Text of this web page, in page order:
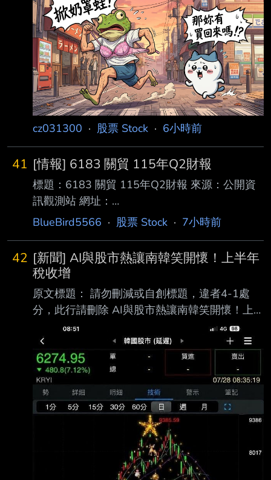
__locale=zh_TW 1.提報董事會或經董事會決議
日期:115/08/06 2.審計委員會通過日
期:115/08/06 3.財務報告或年度自結財務資訊報
導期間 起訖日期
(XXX/XX/XX~XXX/XX/XX):115/01/01~115/06/
30 4.1月1日累
cz031300 · 股票 Stock · 6小時前
41 [情報] 6183 關貿 115年Q2財報
標題：6183 關貿 115年Q2財報 來源：公開資
訊觀測站 網址：
https://mopsov.twse.com.tw/mops/web/t05sr01
期:115/08/06 2.審計委員會通過日期:115/08/06
3.財務報告或年度自結財務資訊報導期間 起訖日
期
(XXX/XX/XX~XXX/XX/XX):115/01/01~115/06/
30 4.1月1日累計至本期止營業收入(仟
元):1359348 5.1月1日累計至本期止營業毛利
(毛損) (仟元):6
BlueBird5566 · 股票 Stock · 7小時前
42 [新聞] AI與股市熱讓南韓笑開懷！上半年
稅收增
原文標題： 請勿刪減或自創標題，違者4-1處
分，此行請刪除 AI與股市熱讓南韓笑開懷！上
半年稅收增長17.4%，三星、SK海力士和散戶成
國庫金雞母 原文連結： 網址超過一行，請用縮
網址，連結不能點擊者板規 1-2-2 處分。
https://www.storm.mg/article/11154610 發布
時間： 請勿張貼超過3天新聞 8/6 記者署名： 原
文內容： 隨著人工智慧（AI）帶動全球半導體
景氣強勁復甦，國內擁有兩大記憶體供應商的南
韓， 其政府財政也隨之迎來久違的巨大紅利。
在企業獲利暴增、薪資成長